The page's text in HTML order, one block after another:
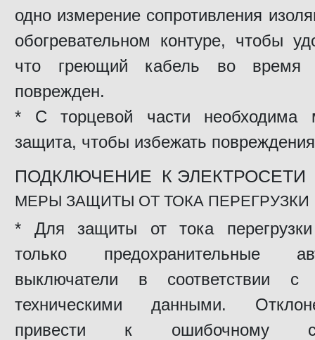
одно измерение сопротивления
обогревательном контуре, чтобы
что греющий кабель во время
поврежден.
* С торцевой части необходима
защита, чтобы избежать повреждения
ПОДКЛЮЧЕНИЕ К ЭЛЕКТРОСЕТИ
МЕРЫ ЗАЩИТЫ ОТ ТОКА ПЕРЕГРУЗКИ
* Для защиты от тока перегрузки
только предохранительные
выключатели в соответствии
техническими данными.
привести к ошибочному